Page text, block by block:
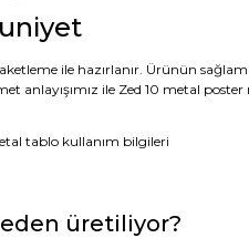
ile hazırlanır. Ürünün
anlayışımız ile Zed 10 metal
üretiliyor?